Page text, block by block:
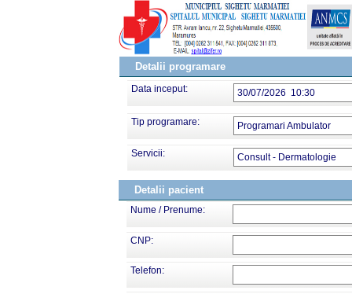
Detalii programare
Data inceput: 30/07/2026 10:30
Tip programare: Programari Ambulator
Servicii: Consult - Dermatologie
Detalii pacient
Nume / Prenume:
CNP:
Telefon: